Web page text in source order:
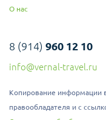
О нас
8 (914) 960 12 10
info@vernal-travel.ru
Копирование информации
правообладателя и с